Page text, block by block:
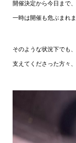
開催決定から今日まで
一時は開催も危ぶまれま
そのような状況下でも
支えてくださった方々